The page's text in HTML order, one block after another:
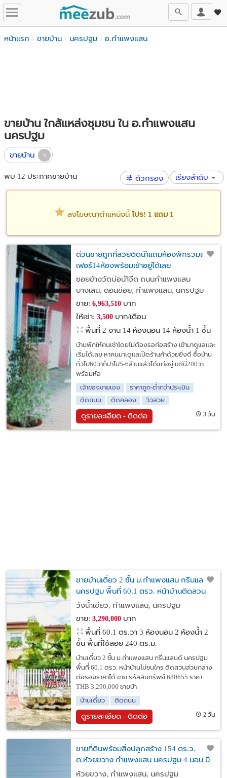
หน้าแรก ขายบ้าน นครปฐม อ.กำแพงแสน
ขายบ้าน ใกล้แหล่งชุมชน ใน อ.กำแพงแสน
นครปฐม
ขายบ้าน
พบ 12 ประกาศขายบ้าน ตัวกรอง เรียงลำดับ
ลงโฆษณาตำแหน่งนี้ โปร! 1 แถม 1
ด่วนขายถูกที่สวยติดนำ้แถมห้องพักรวมแอร์
เฟอร์14ห้องพร้อมเข้าอยู่ได้เลย
ซอยข้างวัดบ่อนำ้จืด ถนนกำแพงแสน
บางเลน, ดอนข่อย, กำแพงแสน, นครปฐม
ขาย: 6,963,510บาท
ให้เช่า: 3,500บาท/เดือน
พื้นที่ 2 งาน 14 ห้องนอน 14 ห้องน้ำ 1 ชั้น
บ้านพักให้คนเช่าโดยไม่ต้องรอก่อสร้าง เข้ามาดูแลและ
เริ่มได้เลย หาคนมาเดูแลเปิดร้านค้าด้วยยิ่งดี ซื้อบ้าน
ทั่วไป60วาก็ปาไป5-6ล้านแล้วได้แต่อยู่ แต่นี่200วา
พร้อมห้อ
เจ้าของขายเอง
ราคาถูก-ต่ำกว่าประเมิน
ติดถนน
ติดคลอง วิวสวย
ดูรายละเอียด - ติดต่อ 3 วัน
ขายบ้านเดี่ยว 2 ชั้น ม.กำแพงแสน กรีนแลนด์
นครปฐม พื้นที่ 60.1 ตรว. หน้าบ้านติดสวน
ส่วนกลาง
วังน้ำเขียว, กำแพงแสน, นครปฐม
ขาย: 3,290,000บาท
พื้นที่ 60.1 ตร.วา 3 ห้องนอน 2 ห้องน้ำ 2
ชั้น พื้นที่ใช้สอย 240 ตร.ม.
บ้านเดี่ยว 2 ชั้น ม.กำแพงแสน กรีนแลนด์ นครปฐม
พื้นที่ 60.1 ตรว. หน้าบ้านไม่ชนใคร ติดสวนส่วนกลาง
ต่อรองราคาได้ ขาย รหัสสินทรัพย์ 680655 ราคา
THB 3,290,000 ขายบ้า
บ้านเดี่ยว
ติดถนน
ดูรายละเอียด - ติดต่อ 2 วัน
ขายที่ดินพร้อมสิ่งปลูกสร้าง 154 ตร.ว.
ต.ห้วยขวาง กำแพงแสน นครปฐม 4 นอน มี
ร้านค้าให้เช่า และโกดัง ติดถนนใหญ่
ห้วยขวาง, กำแพงแสน, นครปฐม